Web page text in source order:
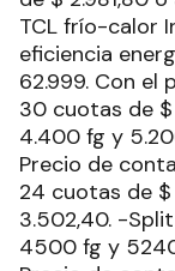
TCL frío-calor
eficiencia
62.999. Con el
30 cuotas de
4.400 fg y
Precio de
24 cuotas de
3.502,40. -
4500 fg y